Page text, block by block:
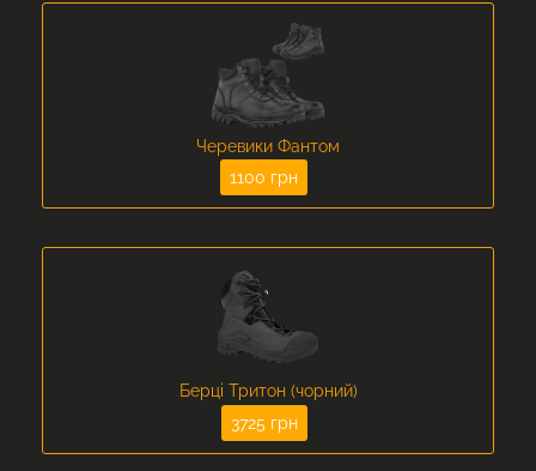
Черевики Фантом
1100 грн
Берці Тритон (чорний)
3725 грн